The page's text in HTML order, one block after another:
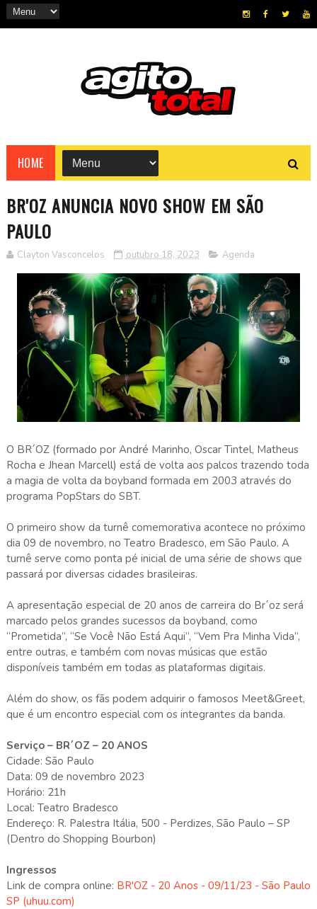
HOME
BR'OZ ANUNCIA NOVO SHOW EM SÃO
PAULO
Clayton Vasconcelos outubro 18, 2023 Agenda
O BR´OZ (formado por André Marinho, Oscar Tintel, Matheus
Rocha e Jhean Marcell) está de volta aos palcos trazendo toda
a magia de volta da boyband formada em 2003 através do
programa PopStars do SBT.
O primeiro show da turnê comemorativa acontece no próximo
dia 09 de novembro, no Teatro Bradesco, em São Paulo. A
turnê serve como ponta pé inicial de uma série de shows que
passará por diversas cidades brasileiras.
A apresentação especial de 20 anos de carreira do Br´oz será
marcado pelos grandes sucessos da boyband, como
“Prometida”, “Se Você Não Está Aqui”, “Vem Pra Minha Vida”,
entre outras, e também com novas músicas que estão
disponíveis também em todas as plataformas digitais.
Além do show, os fãs podem adquirir o famosos Meet&Greet,
que é um encontro especial com os integrantes da banda.
Serviço – BR´OZ – 20 ANOS
Cidade: São Paulo
Data: 09 de novembro 2023
Horário: 21h
Local: Teatro Bradesco
Endereço: R. Palestra Itália, 500 - Perdizes, São Paulo – SP
(Dentro do Shopping Bourbon)
Ingressos
Link de compra online: BR'OZ - 20 Anos - 09/11/23 - São Paulo
SP (uhuu.com)